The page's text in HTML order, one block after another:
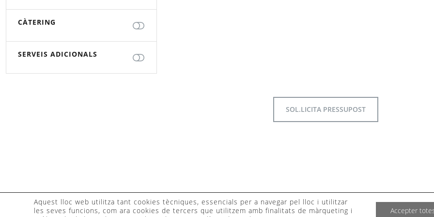
CÀTERING
SERVEIS ADICIONALS
SOL.LICITA PRESSUPOST
Aquest lloc web utilitza tant cookies tècniques, essencials per a navegar pel lloc i utilitzar
les seves funcions, com ara cookies de tercers que utilitzem amb finalitats de màrqueting i
Accepter